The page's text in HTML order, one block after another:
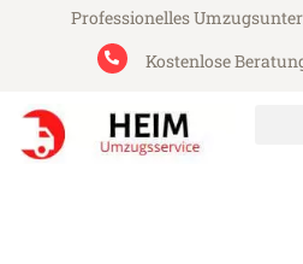
Professionelles
Kostenlose